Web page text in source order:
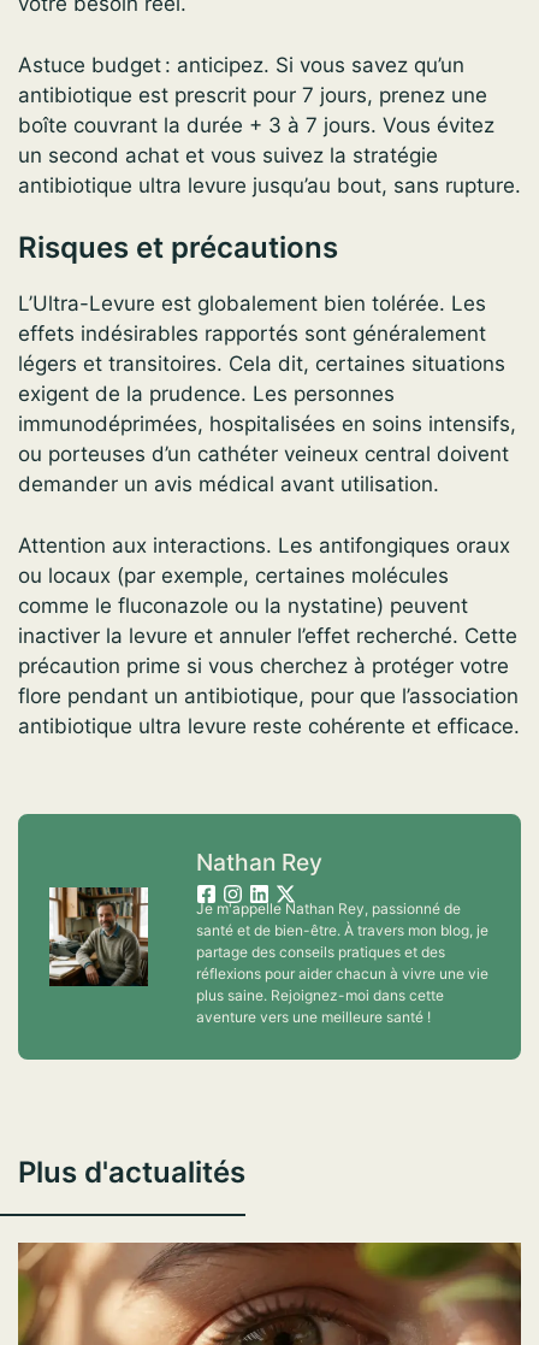
Astuce budget : anticipez. Si vous savez qu’un
antibiotique est prescrit pour 7 jours, prenez une
boîte couvrant la durée + 3 à 7 jours. Vous évitez
un second achat et vous suivez la stratégie
antibiotique ultra levure jusqu’au bout, sans rupture.
Risques et précautions
L’Ultra-Levure est globalement bien tolérée. Les
effets indésirables rapportés sont généralement
légers et transitoires. Cela dit, certaines situations
exigent de la prudence. Les personnes
immunodéprimées, hospitalisées en soins intensifs,
ou porteuses d’un cathéter veineux central doivent
demander un avis médical avant utilisation.
Attention aux interactions. Les antifongiques oraux
ou locaux (par exemple, certaines molécules
comme le fluconazole ou la nystatine) peuvent
inactiver la levure et annuler l’effet recherché. Cette
précaution prime si vous cherchez à protéger votre
flore pendant un antibiotique, pour que l’association
antibiotique ultra levure reste cohérente et efficace.
Nathan Rey
Je m'appelle Nathan Rey, passionné de
santé et de bien-être. À travers mon blog, je
partage des conseils pratiques et des
réflexions pour aider chacun à vivre une vie
plus saine. Rejoignez-moi dans cette
aventure vers une meilleure santé !
Plus d'actualités